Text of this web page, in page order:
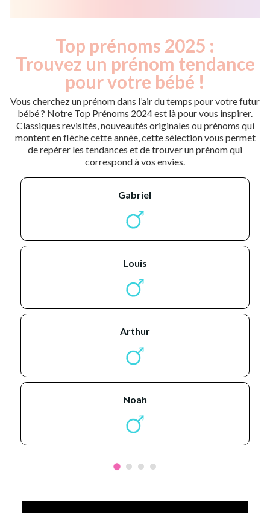
Top prénoms 2025 :
Trouvez un prénom tendance
pour votre bébé !
Vous cherchez un prénom dans l’air du temps pour votre futur
bébé ? Notre Top Prénoms 2024 est là pour vous inspirer.
Classiques revisités, nouveautés originales ou prénoms qui
montent en flèche cette année, cette sélection vous permet
de repérer les tendances et de trouver un prénom qui
correspond à vos envies.
gabriel
louis
arthur
noah